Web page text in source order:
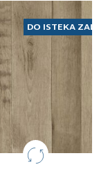
DO ISTEKA